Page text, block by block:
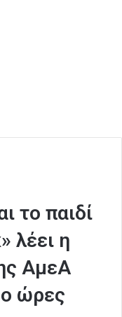
το παιδί
λέει η
ΑμεΑ
ώρες